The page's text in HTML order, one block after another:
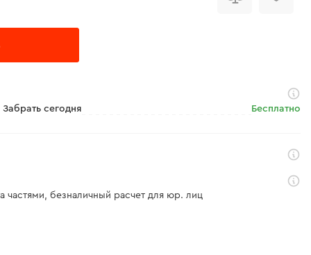
Забрать сегодня
Бесплатно
частями, безналичный расчет для юр. лиц